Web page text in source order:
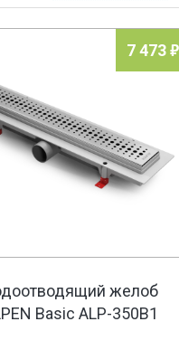
7 473
желоб
Basic ALP-350B1